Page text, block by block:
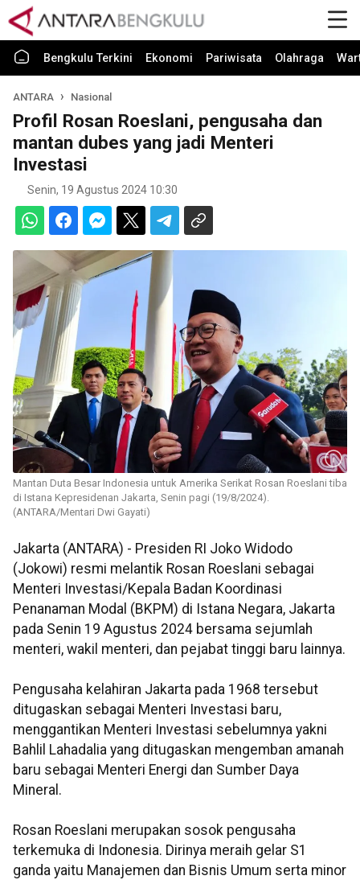
Bengkulu Terkini Ekonomi Pariwisata Olahraga
ANTARA Nasional
Profil Rosan Roeslani, pengusaha dan
mantan dubes yang jadi Menteri
Investasi
Senin, 19 Agustus 2024 10:30
Mantan Duta Besar Indonesia untuk Amerika Serikat Rosan Roeslani tiba
di Istana Kepresidenan Jakarta, Senin pagi (19/8/2024).
(ANTARA/Mentari Dwi Gayati)
Jakarta (ANTARA) - Presiden RI Joko Widodo
(Jokowi) resmi melantik Rosan Roeslani sebagai
Menteri Investasi/Kepala Badan Koordinasi
Penanaman Modal (BKPM) di Istana Negara, Jakarta
pada Senin 19 Agustus 2024 bersama sejumlah
menteri, wakil menteri, dan pejabat tinggi baru lainnya.
Pengusaha kelahiran Jakarta pada 1968 tersebut
ditugaskan sebagai Menteri Investasi baru,
menggantikan Menteri Investasi sebelumnya yakni
Bahlil Lahadalia yang ditugaskan mengemban amanah
baru sebagai Menteri Energi dan Sumber Daya
Mineral.
Rosan Roeslani merupakan sosok pengusaha
terkemuka di Indonesia. Dirinya meraih gelar S1
ganda yaitu Manajemen dan Bisnis Umum serta minor